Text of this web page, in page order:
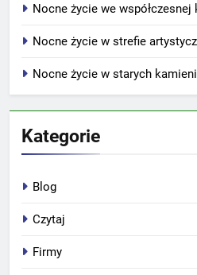
Nocne życie we współczesnej
Nocne życie w strefie
Nocne życie w starych
Kategorie
Blog
Czytaj
Firmy